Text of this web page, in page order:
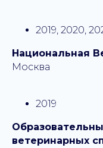
2019, 2020,
Национальная
Москва
2019
ветеринарных